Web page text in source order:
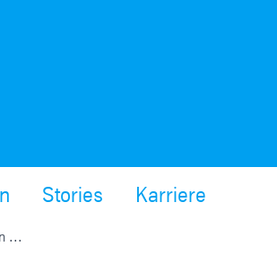
Stories Karriere
...